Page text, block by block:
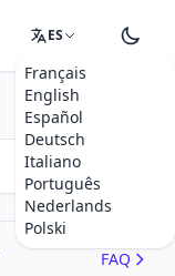
ES
Français
English
Español
Deutsch
Italiano
Português
Nederlands
Polski
FAQ